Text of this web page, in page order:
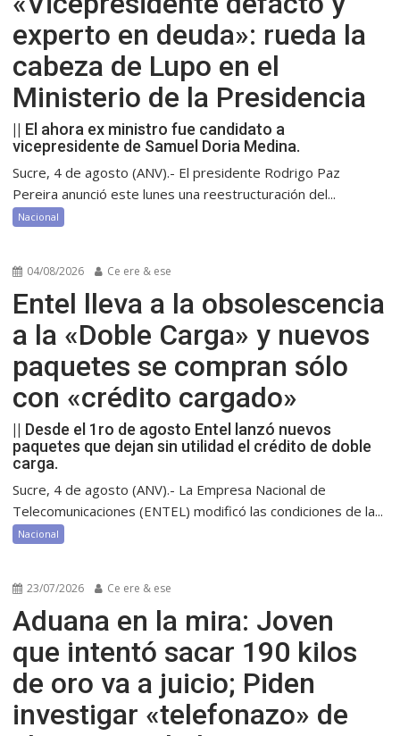
experto en deuda»: rueda la
cabeza de Lupo en el
Ministerio de la Presidencia
|| El ahora ex ministro fue candidato a
vicepresidente de Samuel Doria Medina.
Sucre, 4 de agosto (ANV).- El presidente Rodrigo Paz
Pereira anunció este lunes una reestructuración del...
Nacional
04/08/2026 Ce ere & ese
Entel lleva a la obsolescencia
a la «Doble Carga» y nuevos
paquetes se compran sólo
con «crédito cargado»
|| Desde el 1ro de agosto Entel lanzó nuevos
paquetes que dejan sin utilidad el crédito de doble
carga.
Sucre, 4 de agosto (ANV).- La Empresa Nacional de
Telecomunicaciones (ENTEL) modificó las condiciones de la...
Nacional
23/07/2026 Ce ere & ese
Aduana en la mira: Joven
que intentó sacar 190 kilos
de oro va a juicio; Piden
investigar «telefonazo» de